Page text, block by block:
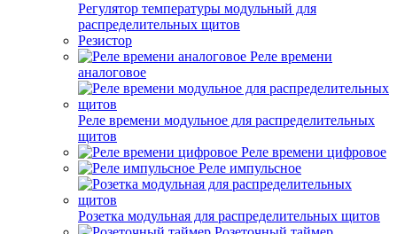
Регулятор температуры модульный для
распределительных щитов
Резистор
Реле времени
аналоговое
Реле времени модульное для распределительных
щитов
Реле времени цифровое
Реле импульсное
Розетка модульная для распределительных щитов